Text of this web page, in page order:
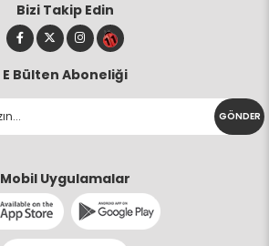
Bizi Takip Edin
E Bülten Aboneliği
GÖNDER
Mobil Uygulamalar